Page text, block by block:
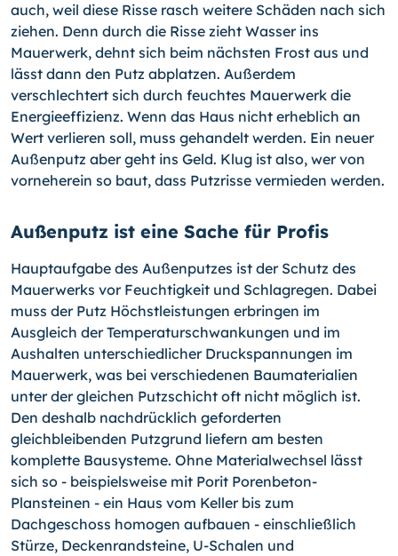
auch, weil diese Risse rasch weitere Schäden nach sich
ziehen. Denn durch die Risse zieht Wasser ins
Mauerwerk, dehnt sich beim nächsten Frost aus und
lässt dann den Putz abplatzen. Außerdem
verschlechtert sich durch feuchtes Mauerwerk die
Energieeffizienz. Wenn das Haus nicht erheblich an
Wert verlieren soll, muss gehandelt werden. Ein neuer
Außenputz aber geht ins Geld. Klug ist also, wer von
vorneherein so baut, dass Putzrisse vermieden werden.
Außenputz ist eine Sache für Profis
Hauptaufgabe des Außenputzes ist der Schutz des
Mauerwerks vor Feuchtigkeit und Schlagregen. Dabei
muss der Putz Höchstleistungen erbringen im
Ausgleich der Temperaturschwankungen und im
Aushalten unterschiedlicher Druckspannungen im
Mauerwerk, was bei verschiedenen Baumaterialien
unter der gleichen Putzschicht oft nicht möglich ist.
Den deshalb nachdrücklich geforderten
gleichbleibenden Putzgrund liefern am besten
komplette Bausysteme. Ohne Materialwechsel lässt
sich so - beispielsweise mit Porit Porenbeton-
Plansteinen - ein Haus vom Keller bis zum
Dachgeschoss homogen aufbauen - einschließlich
Stürze, Deckenrandsteine, U-Schalen und